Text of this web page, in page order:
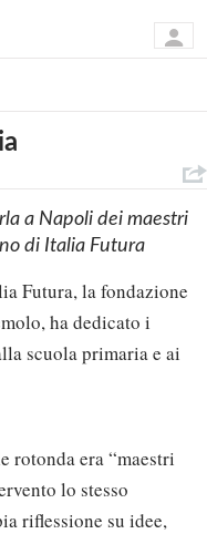
a Napoli dei maestri
di Italia Futura
Futura, la fondazione
ha dedicato i
scuola primaria e ai
rotonda era “maestri
lo stesso
riflessione su idee,